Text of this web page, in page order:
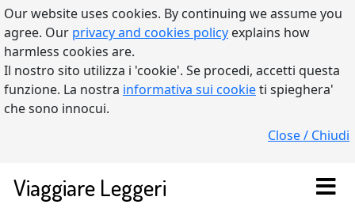
Our website uses cookies. By continuing we assume you
agree. Our privacy and cookies policy explains how
harmless cookies are.
Il nostro sito utilizza i 'cookie'. Se procedi, accetti questa
funzione. La nostra informativa sui cookieti spieghera'
che sono innocui.
Close / Chiudi
Viaggiare Leggeri